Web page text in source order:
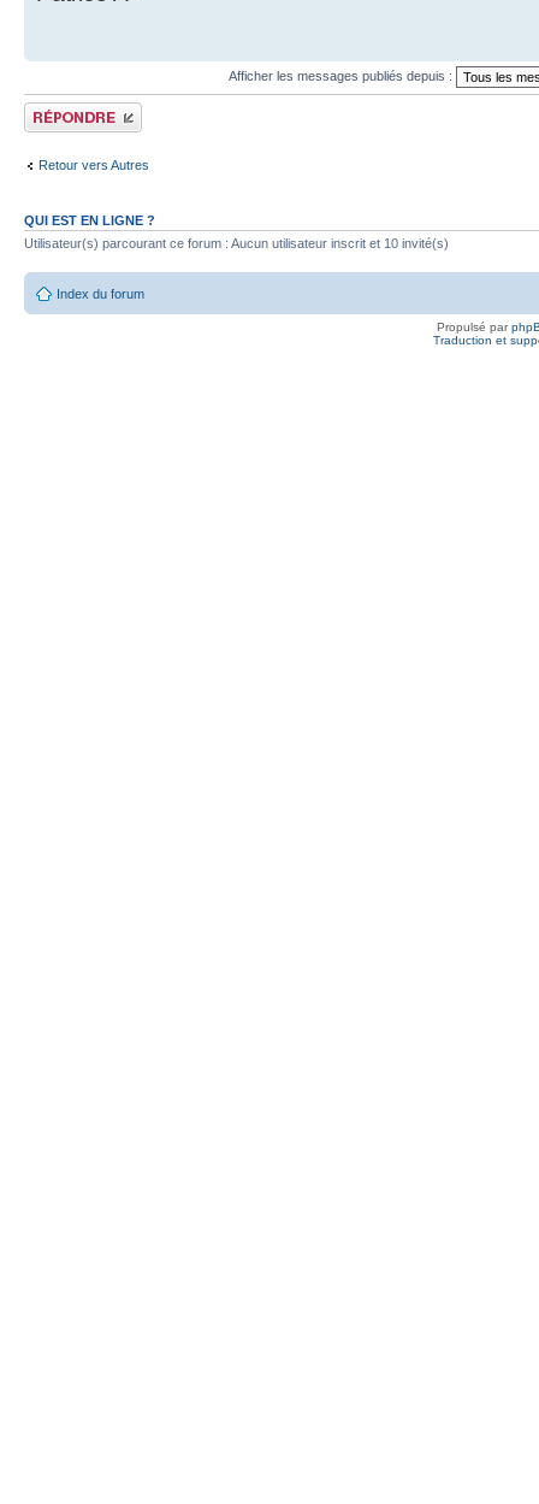
Afficher les messages publiés depuis :
Publier une réponse
Retour vers Autres
QUI EST EN LIGNE ?
Utilisateur(s) parcourant ce forum : Aucun utilisateur inscrit et 10 invité(s)
Index du forum
Propulsé par
Traduction et